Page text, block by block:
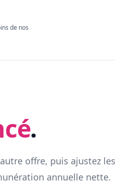
de nos
.
offre, puis ajustez les
annuelle nette.